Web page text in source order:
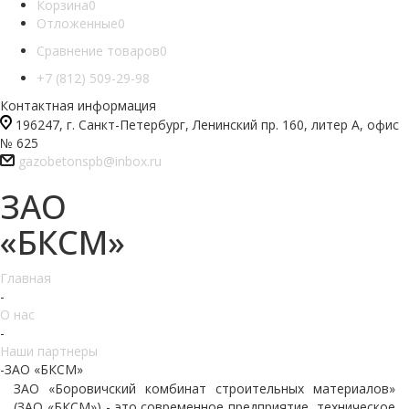
Корзина0
Отложенные0
Сравнение товаров0
+7 (812) 509-29-98
Контактная информация
196247, г. Санкт-Петербург, Ленинский пр. 160, литер А, офис
№ 625
gazobetonspb@inbox.ru
ЗАО
«БКСМ»
Главная
-
О нас
-
Наши партнеры
-ЗАО «БКСМ»
ЗАО «Боровичский комбинат строительных материалов»